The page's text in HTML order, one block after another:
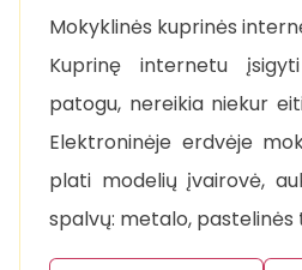
Mokyklinės kuprinės
Kuprinę internetu
patogu, nereikia niekur
Elektroninėje erdvėje
plati modelių įvairovė,
spalvų: metalo, pastelinės